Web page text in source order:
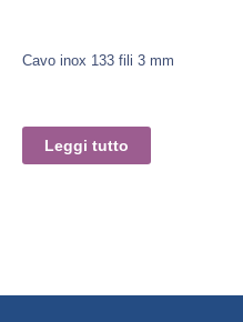
Cavo inox 133 fili 3 mm
Leggi tutto